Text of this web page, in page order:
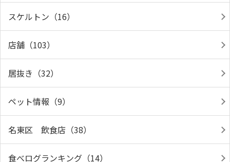
スケルトン（16）
店舗（103）
居抜き（32）
ペット情報（9）
名東区 飲食店（38）
食べログランキング（14）